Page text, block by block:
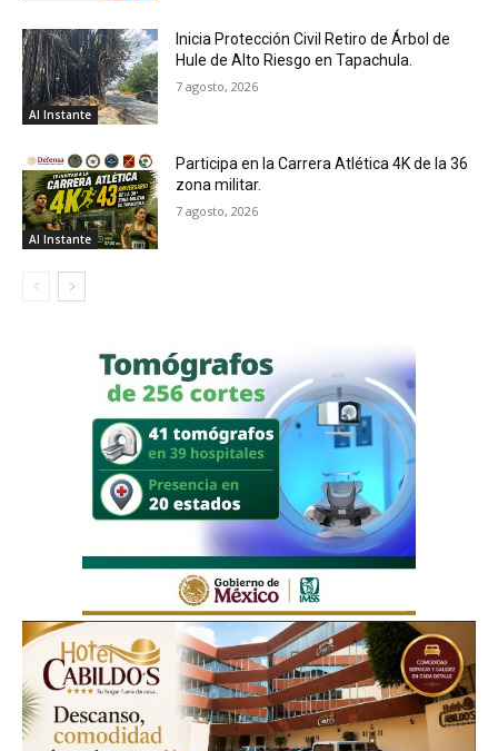
Al Instante
Inicia Protección Civil Retiro de Árbol de
Hule de Alto Riesgo en Tapachula.
7 agosto, 2026
Al Instante
Participa en la Carrera Atlética 4K de la 36
zona militar.
7 agosto, 2026